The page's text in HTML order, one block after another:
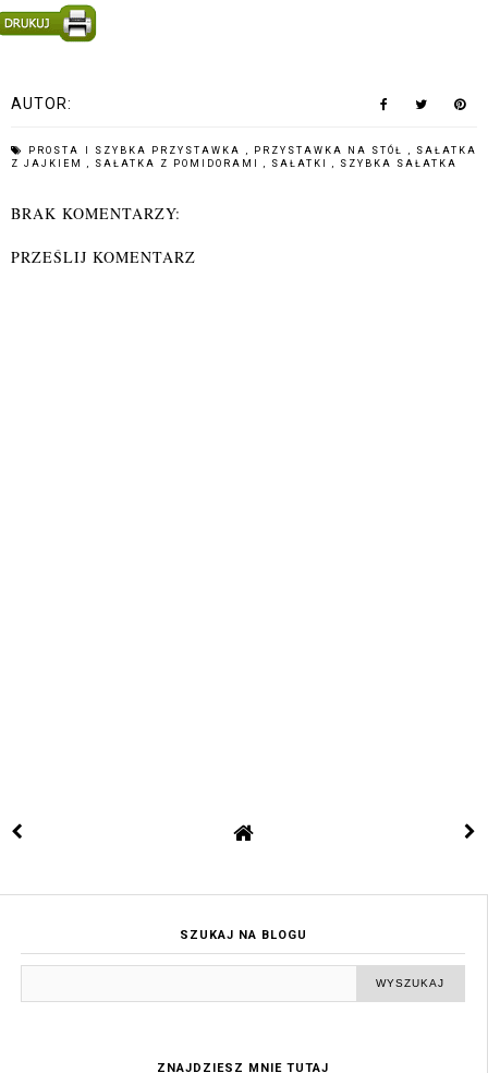
AUTOR:
PROSTA I SZYBKA PRZYSTAWKA , PRZYSTAWKA NA STÓŁ , SAŁATKA
Z JAJKIEM , SAŁATKA Z POMIDORAMI , SAŁATKI , SZYBKA SAŁATKA
BRAK KOMENTARZY:
PRZEŚLIJ KOMENTARZ
SZUKAJ NA BLOGU
ZNAJDZIESZ MNIE TUTAJ